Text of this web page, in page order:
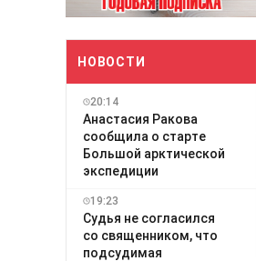
НОВОСТИ
20:14
Анастасия Ракова
сообщила о старте
Большой арктической
экспедиции
19:23
Судья не согласился
со священником, что
подсудимая